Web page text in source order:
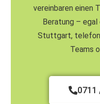
vereinbaren einen
Beratung – egal
Stuttgart,
Teams
0711